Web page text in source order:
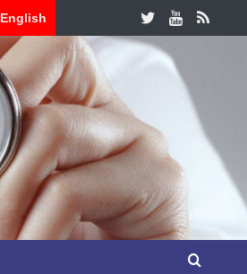
English